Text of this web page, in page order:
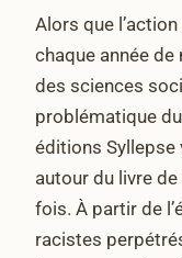
Alors que
chaque année
des sciences
problématique
éditions Syllepse
autour du livre
fois. À partir de
racistes